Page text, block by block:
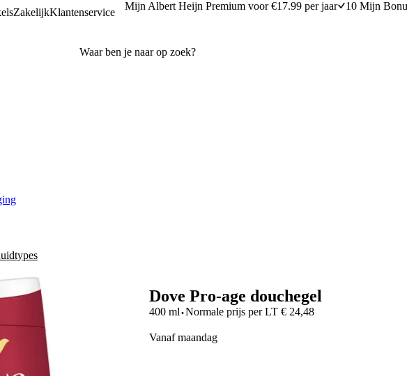
ZakelijkKlantenservice
Mijn Albert Heijn Premium voor €17.99 per jaar 10 Mijn
Dove Pro-age douchegel
400 ml·Normale prijs per LT€ 24,48
vanaf maandag